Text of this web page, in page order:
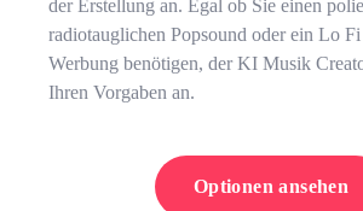
der Erstellung an. Egal ob Sie einen
radiotauglichen Popsound oder ein Lo
Werbung benötigen, der KI Musik
Ihren Vorgaben an.
Optionen ansehen